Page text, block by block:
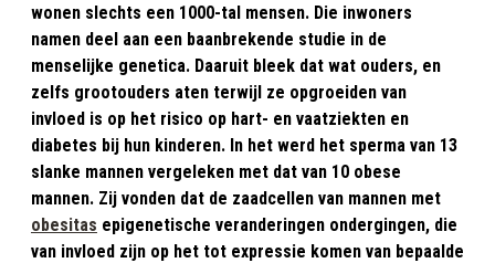
wonen slechts een 1000-tal mensen. Die inwoners
namen deel aan een baanbrekende studie in de
menselijke genetica. Daaruit bleek dat wat ouders, en
zelfs grootouders aten terwijl ze opgroeiden van
invloed is op het risico op hart- en vaatziekten en
diabetes bij hun kinderen. In het werd het sperma van 13
slanke mannen vergeleken met dat van 10 obese
mannen. Zij vonden dat de zaadcellen van mannen met
obesitas epigenetische veranderingen ondergingen, die
van invloed zijn op het tot expressie komen van bepaalde